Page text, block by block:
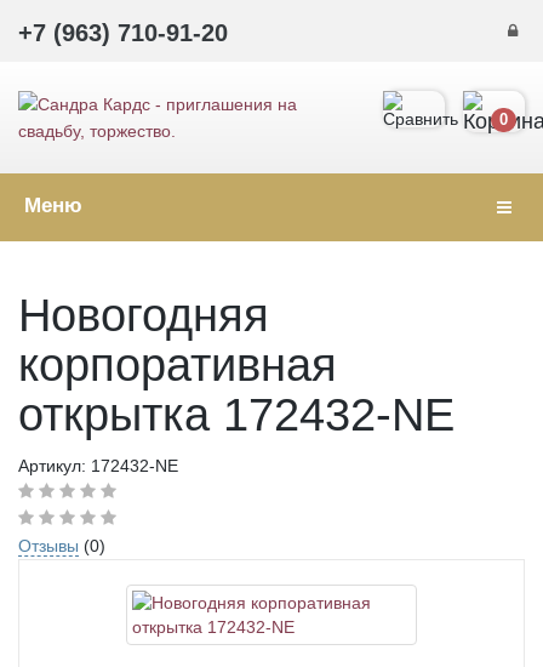
+7 (963) 710-91-20
0
Меню
Новогодняя
корпоративная
открытка 172432-NE
Артикул: 172432-NE
Отзывы (0)